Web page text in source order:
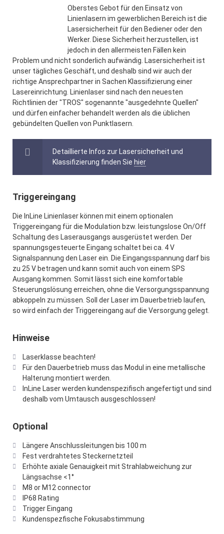
Oberstes Gebot für den Einsatz von
Linienlasern im gewerblichen Bereich ist die
Lasersicherheit für den Bediener oder den
Werker. Diese Sicherheit herzustellen, ist
jedoch in den allermeisten Fällen kein
Problem und nicht sonderlich aufwändig. Lasersicherheit ist
unser tägliches Geschäft, und deshalb sind wir auch der
richtige Ansprechpartner in Sachen Klassifizierung einer
Lasereinrichtung. Linienlaser sind nach den neuesten
Richtlinien der "TROS" sogenannte "ausgedehnte Quellen"
und dürfen einfacher behandelt werden als die üblichen
gebündelten Quellen von Punktlasern.
Detaillierte Infos zur Lasersicherheit und
Klassifizierung finden Sie hier
Triggereingang
Die InLine Linienlaser können mit einem optionalen
Triggereingang für die Modulation bzw. leistungslose On/Off
Schaltung des Laserausgangs ausgerüstet werden. Der
spannungsgesteuerte Eingang schaltet bei ca. 4 V
Signalspannung den Laser ein. Die Eingangsspannung darf bis
zu 25 V betragen und kann somit auch von einem SPS
Ausgang kommen. Somit lässt sich eine komfortable
Steuerungslösung erreichen, ohne die Versorgungsspannung
abkoppeln zu müssen. Soll der Laser im Dauerbetrieb laufen,
so wird einfach der Triggereingang auf die Versorgung gelegt.
Hinweise
Laserklasse beachten!
Für den Dauerbetrieb muss das Modul in eine metallische
Halterung montiert werden.
InLine Laser werden kundenspezifisch angefertigt und sind
deshalb vom Umtausch ausgeschlossen!
Optional
Längere Anschlussleitungen bis 100 m
Fest verdrahtetes Steckernetzteil
Erhöhte axiale Genauigkeit mit Strahlabweichung zur
Längsachse <1°
M8 or M12 connector
IP68 Rating
Trigger Eingang
Kundenspezfische Fokusabstimmung